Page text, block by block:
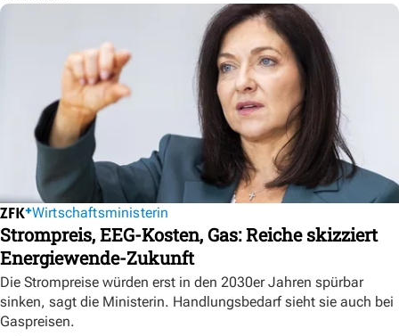
Wirtschaftsministerin
Strompreis, EEG-Kosten, Gas: Reiche skizziert
Energiewende-Zukunft
Die Strompreise würden erst in den 2030er Jahren spürbar
sinken, sagt die Ministerin. Handlungsbedarf sieht sie auch bei
Gaspreisen.